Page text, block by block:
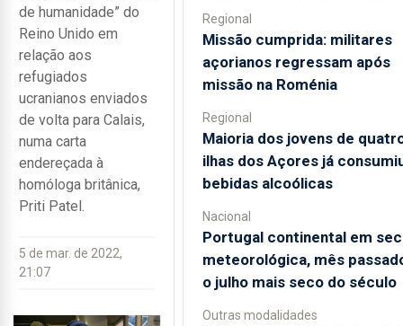
de humanidade” do
Reino Unido em
relação aos
refugiados
ucranianos enviados
de volta para Calais,
numa carta
endereçada à
homóloga britânica,
Priti Patel.
5 de mar. de 2022,
21:07
Regional
Missão cumprida: militares
açorianos regressam após
missão na Roménia
Regional
Maioria dos jovens de
ilhas dos Açores já
bebidas alcoólicas
Nacional
Portugal continental em
meteorológica, mês
o julho mais seco do século
Outras modalidades